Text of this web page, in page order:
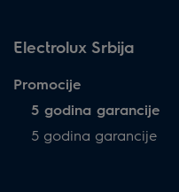
Electrolux Srbija
Promocije
5 godina garancije
5 godina garancije